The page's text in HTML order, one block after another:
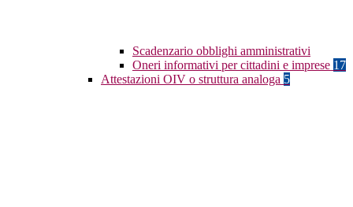
Scadenzario obblighi amministrativi
Oneri informativi per cittadini e imprese 17
Attestazioni OIV o struttura analoga 5